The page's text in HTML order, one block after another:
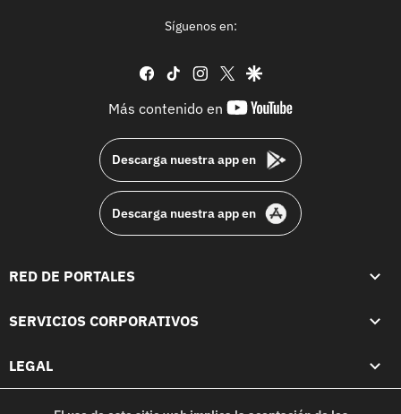
Síguenos en:
facebook
tiktok instagram
twittergoogle
Más contenido en
youtube-
Descarga nuestra app en
Descarga nuestra app en
RED DE PORTALES
SERVICIOS CORPORATIVOS
LEGAL